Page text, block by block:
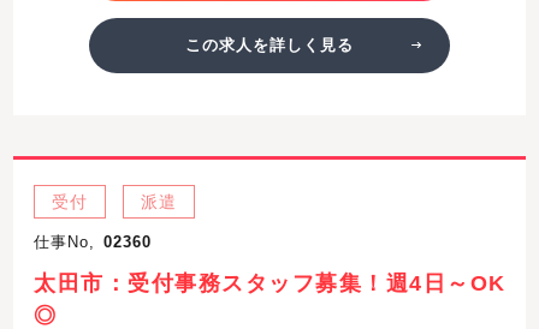
この求人を詳しく見る
受付 派遣
仕事No, 02360
太田市：受付事務スタッフ募集！週4日～OK
◎